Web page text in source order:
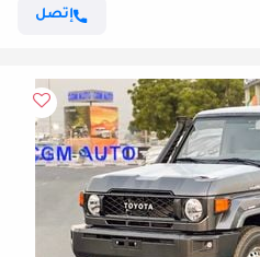
إتصل